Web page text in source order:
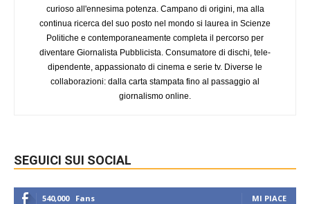
curioso all'ennesima potenza. Campano di origini, ma alla
continua ricerca del suo posto nel mondo si laurea in Scienze
Politiche e contemporaneamente completa il percorso per
diventare Giornalista Pubblicista. Consumatore di dischi, tele-
dipendente, appassionato di cinema e serie tv. Diverse le
collaborazioni: dalla carta stampata fino al passaggio al
giornalismo online.
SEGUICI SUI SOCIAL
540,000 Fans MI PIACE